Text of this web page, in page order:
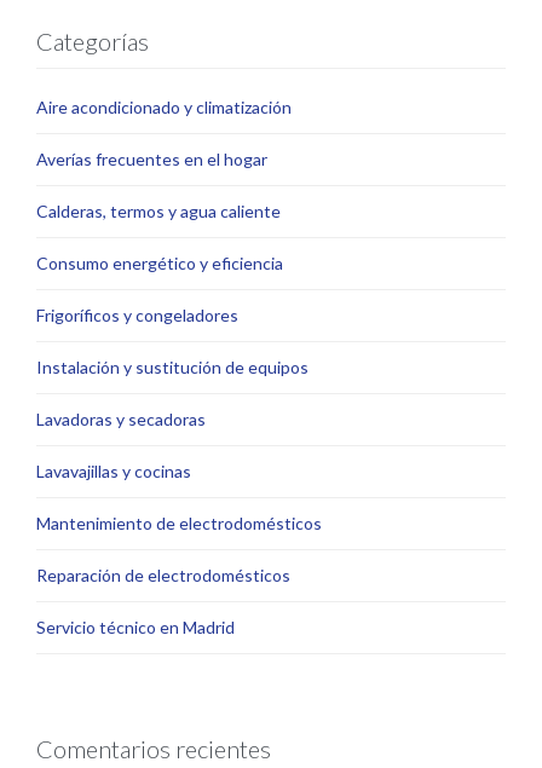
Categorías
Aire acondicionado y climatización
Averías frecuentes en el hogar
Calderas, termos y agua caliente
Consumo energético y eficiencia
Frigoríficos y congeladores
Instalación y sustitución de equipos
Lavadoras y secadoras
Lavavajillas y cocinas
Mantenimiento de electrodomésticos
Reparación de electrodomésticos
Servicio técnico en Madrid
Comentarios recientes